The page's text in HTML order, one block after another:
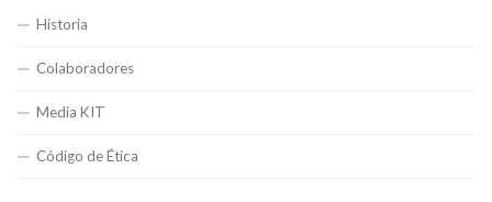
Historia
Colaboradores
Media KIT
Código de Ética